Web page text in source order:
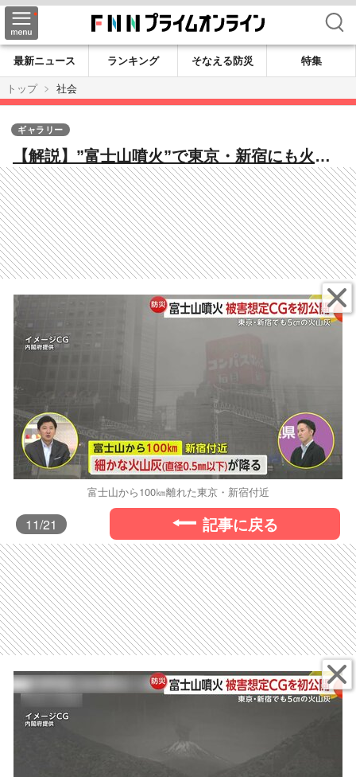
検索
最新ニュース ランキング そなえる防災
特集
トップ
社会
【解説】”富士山噴火”で東京・新宿にも火山
灰5㎝ 首都圏でも交通障害や停電の恐れ…生
活インフラへの影響も CG映像を分析
ギャラリー
富士山から100㎞離れた東京・新宿付近
11/21 記事に戻る